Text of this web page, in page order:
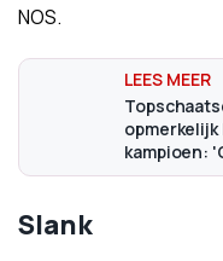
NOS.
kampioen:
Slank